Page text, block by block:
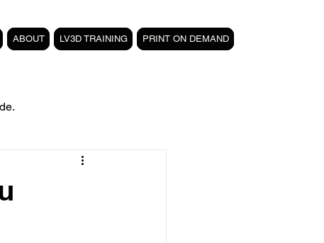
ABOUT LV3D TRAINING PRINT ON DEMAND
filament PETG carbone